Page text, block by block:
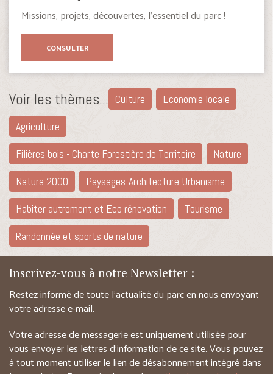
Missions, projets, découvertes, l’essentiel du parc !
CONSULTER
Voir les thèmes... Culture
Economie locale
Agriculture
Filières bois - Charte Forestière de Territoire
Nature
Natura 2000
Paysages-Architecture-Urbanisme
Habiter autrement et Eco rénovation
Tourisme
Randonnée et sports de nature
Inscrivez-vous à notre Newsletter :
Restez informé de toute l’actualité du parc en nous envoyant
votre adresse e-mail.
Votre adresse de messagerie est uniquement utilisée pour
vous envoyer les lettres d’information de ce site. Vous pouvez
à tout moment utiliser le lien de désabonnement intégré dans